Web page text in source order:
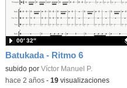
Batukada - Ritmo 6
Contenido educativo.
subido por Víctor Manuel P.
00′ 32″
-hace 2 años- 19visualizaciones